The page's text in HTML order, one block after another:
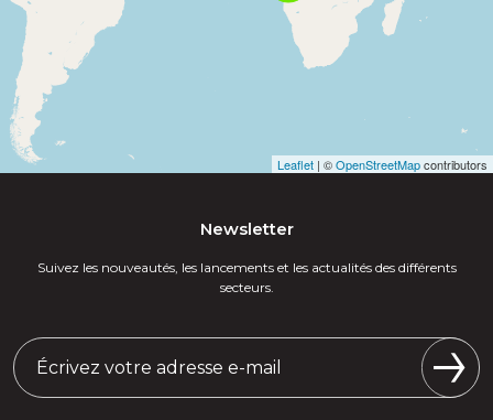
Leaflet | ©OpenStreetMapcontributors
Newsletter
Suivez les nouveautés, les lancements et les actualités des différents
secteurs.